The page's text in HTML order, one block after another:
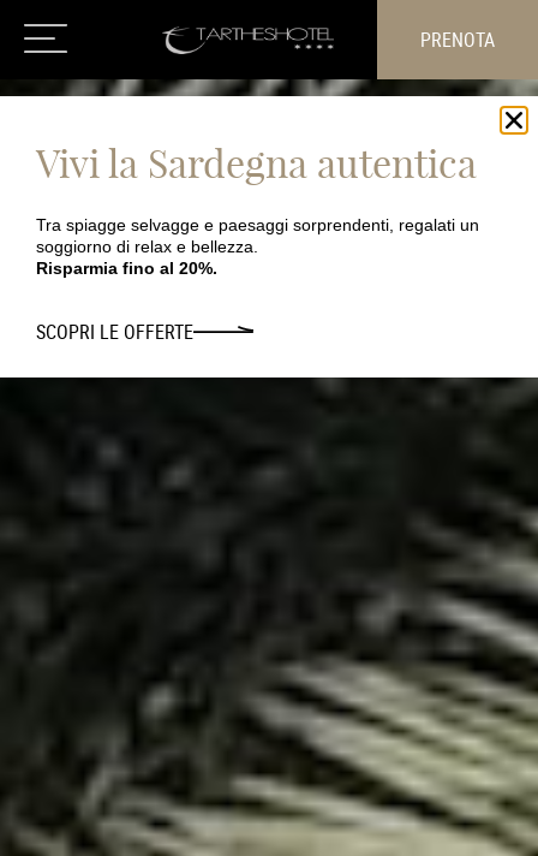
PRENOTA
Lontano dalla folla.
Vivi la Sardegna autentica
Tra spiagge selvagge e paesaggi sorprendenti, regalati un
soggiorno di relax e bellezza.
Risparmia fino al 20%.
SCOPRI LE OFFERTE